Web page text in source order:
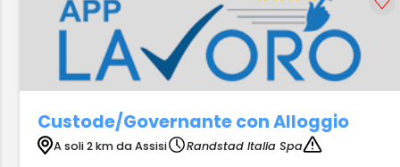
Custode/Governante con Alloggio
A soli 2 km da Assisi
Randstad Italia Spa